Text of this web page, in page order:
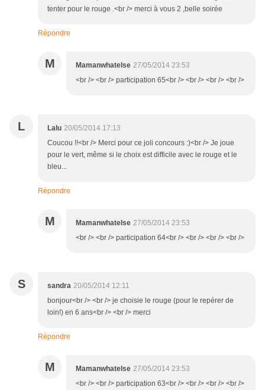
tenter pour le rouge .<br /> merci à vous 2 ,belle soirée
Répondre
M Mamanwhatelse 27/05/2014 23:53
<br /> <br /> participation 65<br /> <br /> <br /> <br />
L Lalu 20/05/2014 17:13
Coucou !!<br /> Merci pour ce joli concours :)<br /> Je joue
pour le vert, même si le choix est difficile avec le rouge et le
bleu...
Répondre
M Mamanwhatelse 27/05/2014 23:53
<br /> <br /> participation 64<br /> <br /> <br /> <br />
S sandra 20/05/2014 12:11
bonjour<br /> <br /> je choisie le rouge (pour le repérer de
loin!) en 6 ans<br /> <br /> merci
Répondre
M Mamanwhatelse 27/05/2014 23:53
<br /> <br /> participation 63<br /> <br /> <br /> <br />